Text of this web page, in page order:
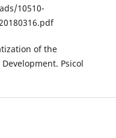
10510-
of the
Psicol